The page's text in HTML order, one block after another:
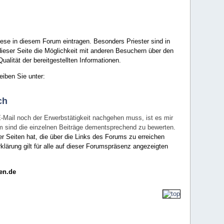
in diesem Forum eintragen. Besonders Priester sind in
Seite die Möglichkeit mit anderen Besuchern über den
der bereitgestellten Informationen.
Sie unter:
noch der Erwerbstätigkeit nachgehen muss, ist es mir
die einzelnen Beiträge dementsprechend zu bewerten.
Seiten hat, die über die Links des Forums zu erreichen
gilt für alle auf dieser Forumspräsenz angezeigten